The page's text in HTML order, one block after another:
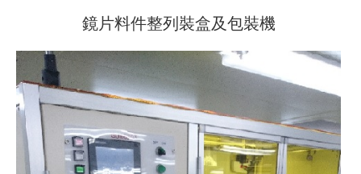
鏡片料件整列裝盒及包裝機